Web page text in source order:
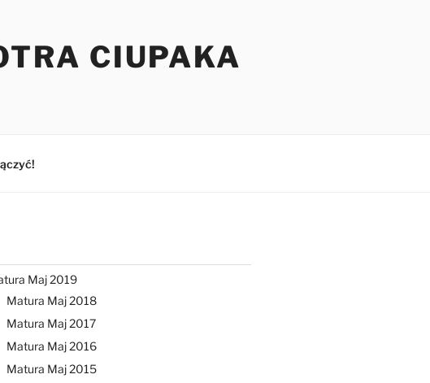
CIUPAKA
Maj 2019
Matura Maj 2018
Matura Maj 2017
Matura Maj 2016
Matura Maj 2015